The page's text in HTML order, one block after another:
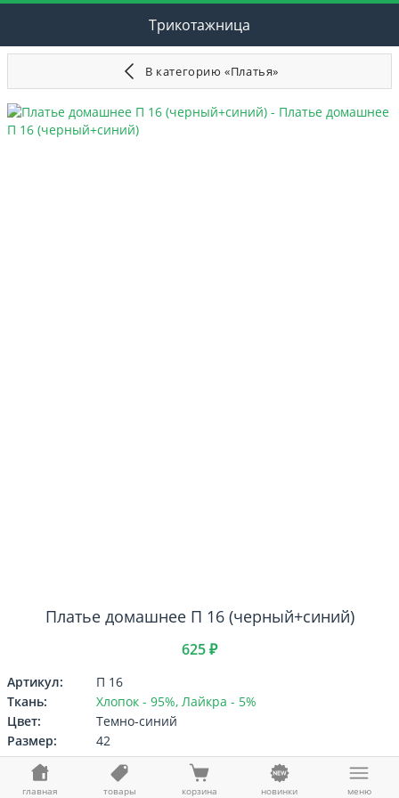
Трикотажница
В категорию «Платья»
Платье домашнее П 16 (черный+синий)
625 ₽
Артикул:
П 16
Ткань:
Хлопок - 95%, Лайкра - 5%
Цвет:
Темно-синий
Размер:
42
ВыберитеРазмер